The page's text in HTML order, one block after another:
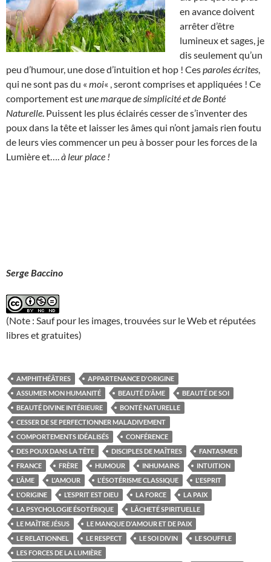
en avance doivent
arrêter d’être
lumineux et sages, je
dis seulement qu’un
peu d’humour, une dose d’intuition et hop ! Cesparoles écrites
qui ne sont pas du « moi« , seront comprises et appliquées ! Ce
comportement estune marque de simplicité et de Bonté
Naturelle . Puissent les plus éclairés cesser de s’inventer des
poux dans la tête et laisser les âmes qui n’ont jamais rien foutu
de leurs vies commencer un peu à bosser pour les forces de la
Lumière et…. à leur place !
Serge Baccino
(Note : Sauf pour les images, trouvées sur le Web et réputées
libres et gratuites)
AMPHITHÉÂTRES
APPARTENANCE D'ORIGINE
ASSUMER MON HUMANITÉ
BEAUTÉ D'ÂME
BEAUTÉ DE SOI
BEAUTÉ DIVINE INTÉRIEURE
BONTÉ NATURELLE
CESSER DE SE PERFECTIONNER MALADIVEMENT
COMPORTEMENTS IDÉALISÉS
CONFÉRENCE
DES POUX DANS LA TÊTE
DISCIPLES DE MAÎTRES
FANTASMER
FRANCE
FRÈRE HUMOUR INHUMAINS
INTUITION
L'ÂME
L'AMOUR L'ÉSOTÉRISME CLASSIQUE
L'ESPRIT
L'ORIGINE
L’ESPRIT EST DIEU LA FORCE
LA PAIX
LA PSYCHOLOGIE ÉSOTÉRIQUE
LÂCHETÉ SPIRITUELLE
LE MAÎTRE JÉSUS
LE MANQUE D'AMOUR ET DE PAIX
LE RELATIONNEL
LE RESPECT LE SOI DIVIN
LE SOUFFLE
LES FORCES DE LA LUMIÈRE